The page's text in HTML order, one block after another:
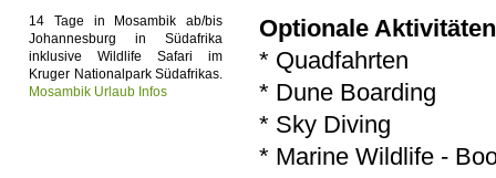
14 Tage in Mosambik ab/bis
Johannesburg in Südafrika
inklusive Wildlife Safari im
Kruger Nationalpark Südafrikas.
Mosambik Urlaub Infos
Optionale
* Quadfahrten
* Dune Boarding
* Sky Diving
* Marine Wildlife -